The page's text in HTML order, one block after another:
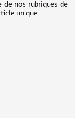
de nos rubriques de
unique.